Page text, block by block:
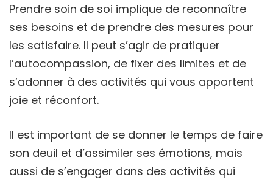
Prendre soin de soi implique de reconnaître
ses besoins et de prendre des mesures pour
les satisfaire. Il peut s’agir de pratiquer
l’autocompassion, de fixer des limites et de
s’adonner à des activités qui vous apportent
joie et réconfort.
Il est important de se donner le temps de faire
son deuil et d’assimiler ses émotions, mais
aussi de s’engager dans des activités qui